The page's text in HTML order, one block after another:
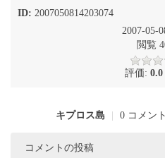
ID: 2007050814203074
2007-05-
閲覧
評価: 0.0
キプロス島 0 コメント
コメントの投稿